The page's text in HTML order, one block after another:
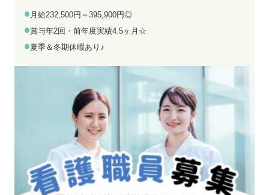
月給232,500円～395,900円◎
賞与年2回・前年度実績4.5ヶ月☆
夏季＆冬期休暇あり♪